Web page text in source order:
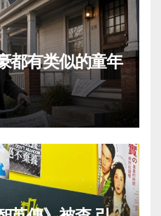
都有类似的童年